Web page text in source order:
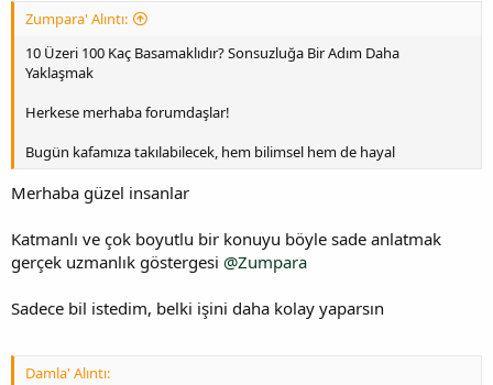
Zumpara' Alıntı:
10 Üzeri 100 Kaç Basamaklıdır? Sonsuzluğa Bir Adım Daha
Yaklaşmak
Herkese merhaba forumdaşlar!
Bugün kafamıza takılabilecek, hem bilimsel hem de hayal
Merhaba güzel insanlar
Katmanlı ve çok boyutlu bir konuyu böyle sade anlatmak
gerçek uzmanlık göstergesi @Zumpara
Sadece bil istedim, belki işini daha kolay yaparsın
Damla' Alıntı: